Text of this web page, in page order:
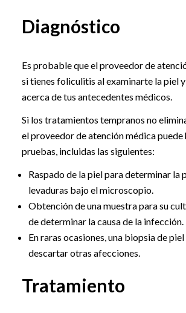
Diagnóstico
Es probable que el proveedor de
si tienes foliculitis al examinarte la piel
acerca de tus antecedentes médicos.
Si los tratamientos tempranos no
el proveedor de atención médica puede
pruebas, incluidas las siguientes:
Raspado de la piel para determinar la
levaduras bajo el microscopio.
Obtención de una muestra para su
de determinar la causa de la infección.
En raras ocasiones, una biopsia de
descartar otras afecciones.
Tratamiento